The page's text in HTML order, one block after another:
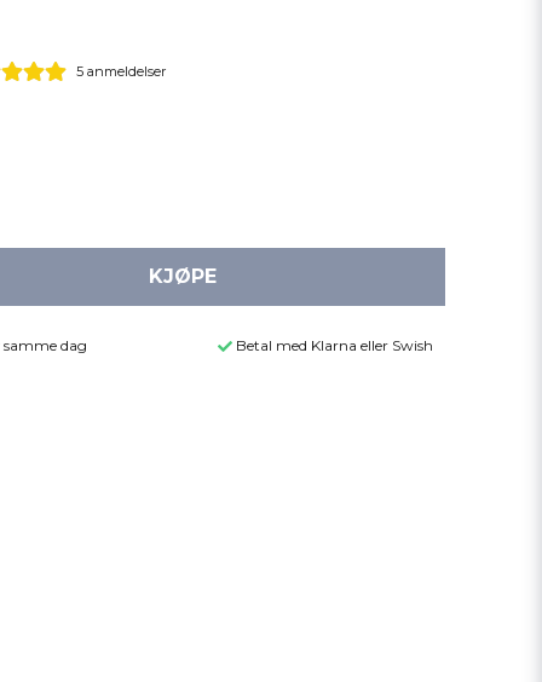
5 anmeldelser
KJØPE
samme dag Betal med Klarna eller Swish